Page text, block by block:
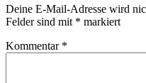
Deine E-Mail-Adresse wird
Felder sind mit * markiert
Kommentar *